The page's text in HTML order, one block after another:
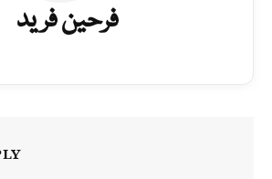
فرحین فرید